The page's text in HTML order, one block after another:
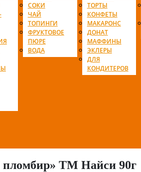
СОКИ
ЧАЙ
ТОПИНГИ
ФРУКТОВОЕ
ПЮРЕ
ВОДА
ТОРТЫ
КОНФЕТЫ
МАКАРОНС
ДОНАТ
МАФФИНЫ
ЭКЛЕРЫ
ДЛЯ
КОНДИТЕРОВ
пломбир» ТМ Найси 90г